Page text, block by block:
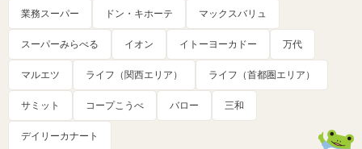
業務スーパー ドン・キホーテ マックスバリュ
スーパーみらべる イオン イトーヨーカドー 万代
マルエツ ライフ（関西エリア） ライフ（首都圏エリア）
サミット コープこうべ バロー 三和
デイリーカナート